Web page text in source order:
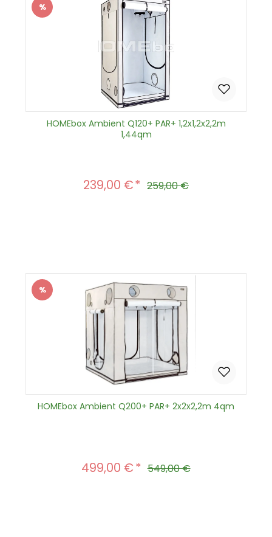
Rabatt
%
HOMEbox Ambient Q120+ PAR+ 1,2x1,2x2,2m
1,44qm
Verkaufspreis:
239,00 € Regulärer Preis:
259,00 €
Rabatt
%
HOMEbox Ambient Q200+ PAR+ 2x2x2,2m 4qm
Verkaufspreis:
499,00 € Regulärer Preis:
549,00 €